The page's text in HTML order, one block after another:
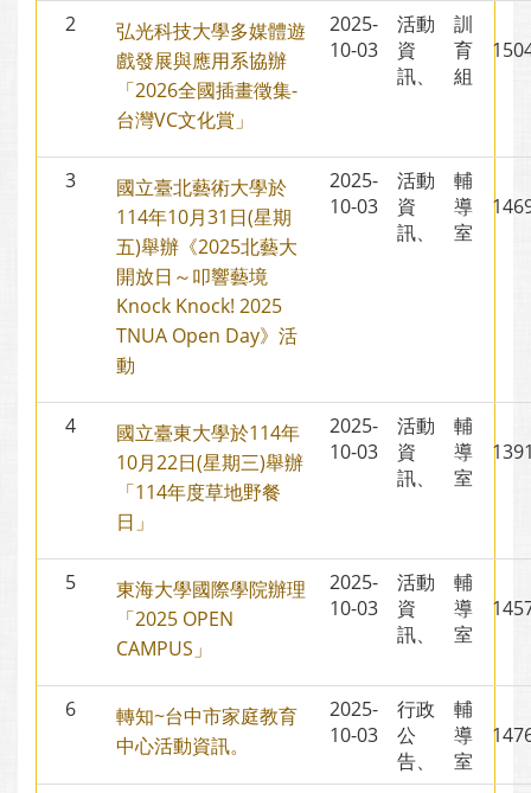
2
弘光科技大學多媒體遊
戲發展與應用系協辦
「2026全國插畫徵集-
台灣VC文化賞」
2025-
10-03
活動
資
訊、
訓
育
組
3
國立臺北藝術大學於
114年10月31日(星期
五)舉辦《2025北藝大
開放日～叩響藝境
Knock Knock! 2025
TNUA Open Day》活
動
2025-
10-03
活動
資
訊、
輔
導
室
4
國立臺東大學於114年
10月22日(星期三)舉辦
「114年度草地野餐
日」
2025-
10-03
活動
資
訊、
輔
導
室
5
東海大學國際學院辦理
「2025 OPEN
CAMPUS」
2025-
10-03
活動
資
訊、
輔
導
室
6
轉知~台中市家庭教育
中心活動資訊。
2025-
10-03
行政
公
告、
輔
導
室